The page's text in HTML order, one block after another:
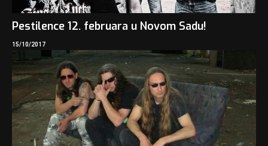
Pestilence 12. februara u Novom Sadu!
15/10/2017